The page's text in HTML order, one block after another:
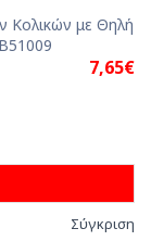
7,65€
Σύγκριση